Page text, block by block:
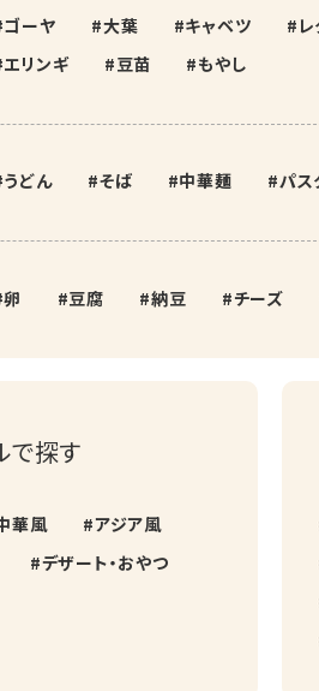
ゴーヤ
大葉 キャベツ
エリンギ
豆苗 もやし
うどん そば 中華麺 パス
卵 豆腐 納豆 チーズ
で探す
華風
アジア風
デザート・おやつ